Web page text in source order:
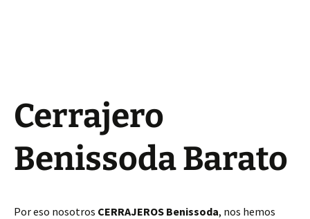
Cerrajero
Benissoda Barato
Por eso nosotros CERRAJEROS Benissoda, nos hemos